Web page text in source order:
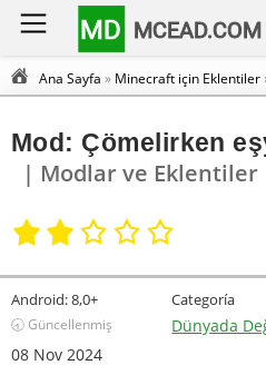
MD MCEAD.COM
Ana Sayfa » Minecraft için Eklentiler
Mod: Çömelirken
| Modlar ve Eklentiler
Android:8,0+
🕣 Güncellenmiş
08 Nov 2024
Categoría
Dünyada